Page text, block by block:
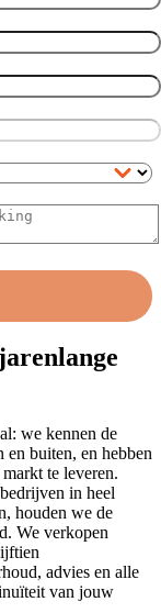
we kennen de
buiten, en hebben
te leveren.
in heel
houden we de
We verkopen
advies en alle
van jouw